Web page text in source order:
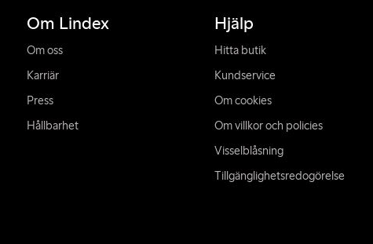
Om Lindex
Om oss
Karriär
Press
Hållbarhet
Hjälp
Hitta butik
Kundservice
Om cookies
Om villkor och policies
Visselblåsning
Tillgänglighetsredogörelse